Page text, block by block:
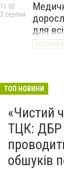
для
НОВИНИ
11:00
3 серпня
ТОП НОВИНИ
«Чистий
ТЦК: ДБР
обшуків